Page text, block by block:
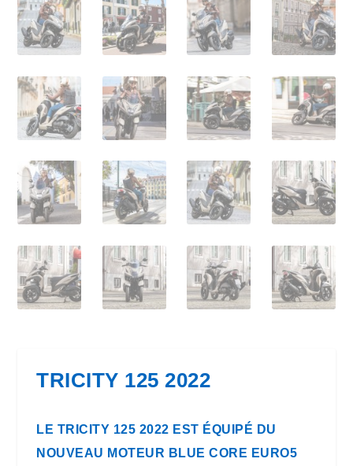
TRICITY 125 2022
LE TRICITY 125 2022 EST ÉQUIPÉ DU
NOUVEAU MOTEUR BLUE CORE EURO5